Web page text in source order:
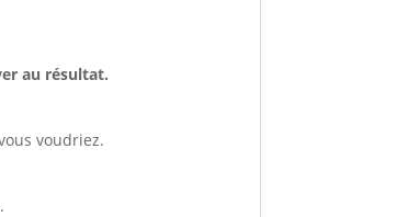
au résultat.
voudriez.